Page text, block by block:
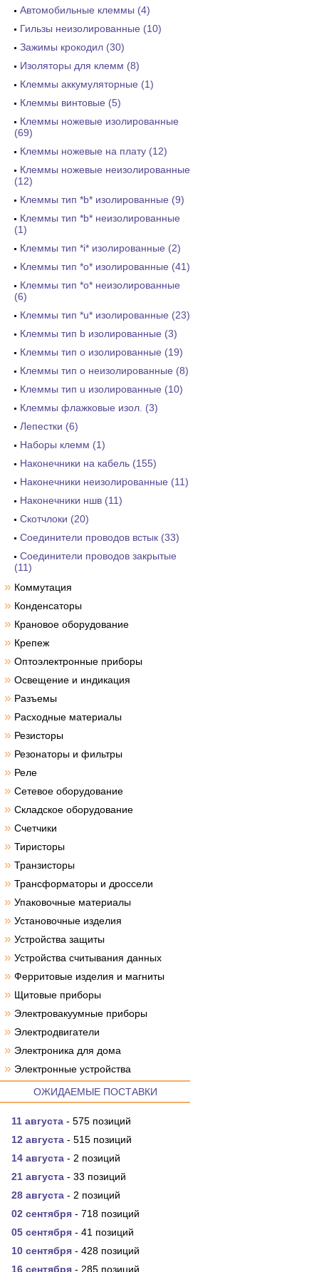
Автомобильные клеммы (4)
Гильзы неизолированные (10)
Зажимы крокодил (30)
Изоляторы для клемм (8)
Клеммы аккумуляторные (1)
Клеммы винтовые (5)
Клеммы ножевые изолированные
(69)
Клеммы ножевые на плату (12)
Клеммы ножевые неизолированные
(12)
Клеммы тип *b* изолированные (9)
Клеммы тип *b* неизолированные
(1)
Клеммы тип *i* изолированные (2)
Клеммы тип *o* изолированные (41)
Клеммы тип *o* неизолированные
(6)
Клеммы тип *u* изолированные (23)
Клеммы тип b изолированные (3)
Клеммы тип o изолированные (19)
Клеммы тип o неизолированные (8)
Клеммы тип u изолированные (10)
Клеммы флажковые изол. (3)
Лепестки (6)
Наборы клемм (1)
Наконечники на кабель (155)
Наконечники неизолированные (11)
Наконечники ншв (11)
Скотчлоки (20)
Соединители проводов встык (33)
Соединители проводов закрытые
(11)
» Коммутация
» Конденсаторы
» Крановое оборудование
» Крепеж
» Оптоэлектронные приборы
» Освещение и индикация
» Разъемы
» Расходные материалы
» Резисторы
» Резонаторы и фильтры
» Реле
» Сетевое оборудование
» Складское оборудование
» Счетчики
» Тиристоры
» Транзисторы
» Трансформаторы и дроссели
» Упаковочные материалы
» Установочные изделия
» Устройства защиты
» Устройства считывания данных
» Ферритовые изделия и магниты
» Щитовые приборы
» Электровакуумные приборы
» Электродвигатели
» Электроника для дома
» Электронные устройства
ОЖИДАЕМЫЕ ПОСТАВКИ
11 августа - 575 позиций
12 августа - 515 позиций
14 августа - 2 позиций
21 августа - 33 позиций
28 августа - 2 позиций
02 сентября - 718 позиций
05 сентября - 41 позиций
10 сентября - 428 позиций
16 сентября - 285 позиций